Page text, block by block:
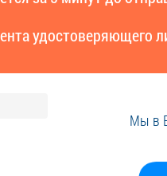
удостоверяющего
Мы в